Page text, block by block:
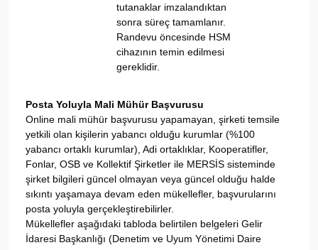
tutanaklar imzalandıktan
sonra süreç tamamlanır.
Randevu öncesinde HSM
cihazının temin edilmesi
gereklidir.
Posta Yoluyla Mali Mühür Başvurusu
Online mali mühür başvurusu yapamayan, şirketi temsile
yetkili olan kişilerin yabancı olduğu kurumlar (%100
yabancı ortaklı kurumlar), Adi ortaklıklar, Kooperatifler,
Fonlar, OSB ve Kollektif Şirketler ile MERSİS sisteminde
şirket bilgileri güncel olmayan veya güncel olduğu halde
sıkıntı yaşamaya devam eden mükellefler, başvurularını
posta yoluyla gerçekleştirebilirler.
Mükellefler aşağıdaki tabloda belirtilen belgeleri Gelir
İdaresi Başkanlığı (Denetim ve Uyum Yönetimi Daire